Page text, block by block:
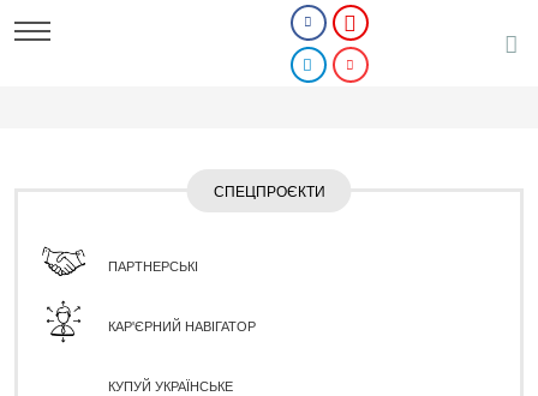
СПЕЦПРОЄКТИ
ПАРТНЕРСЬКІ
КАР'ЄРНИЙ НАВІГАТОР
КУПУЙ УКРАЇНСЬКЕ